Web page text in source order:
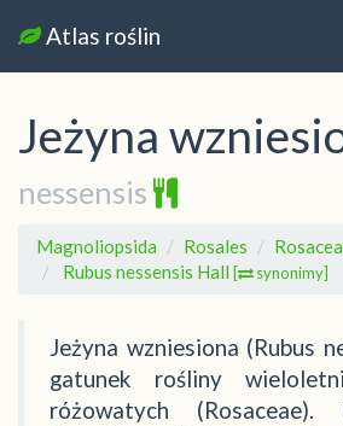
Atlas roślin
Jeżyna
nessensis
Magnoliopsida Rosales
Rubus nessensis Hall [ synonimy]
Jeżyna wzniesiona (Rubus
gatunek rośliny
różowatych